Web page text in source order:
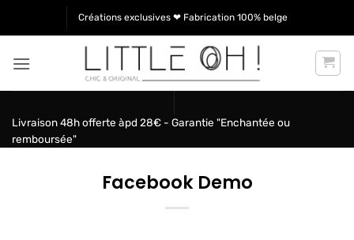
Créations exclusives ❤ Fabrication 100% belge
Livraison 48h offerte àpd 28€ - Garantie "Enchantée ou
remboursée"
Facebook Demo